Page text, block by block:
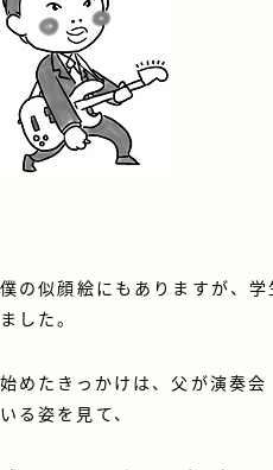
僕の似顔絵にもありますが、
ました。
始めたきっかけは、父が演奏
いる姿を見て、